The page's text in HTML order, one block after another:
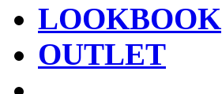
LOOKBOOK
OUTLET